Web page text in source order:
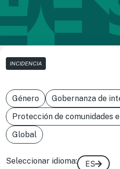
INCIDENCIA
Género
Gobernanza de
Protección de comunidades
Global
Seleccionar idioma: ES